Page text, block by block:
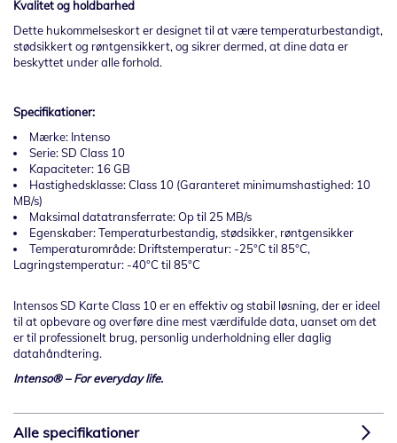
Kvalitet og holdbarhed
Dette hukommelseskort er designet til at være temperaturbestandigt,
stødsikkert og røntgensikkert, og sikrer dermed, at dine data er
beskyttet under alle forhold.
Specifikationer:
Mærke: Intenso
Serie: SD Class 10
Kapaciteter: 16 GB
Hastighedsklasse: Class 10 (Garanteret minimumshastighed: 10
MB/s)
Maksimal datatransferrate: Op til 25 MB/s
Egenskaber: Temperaturbestandig, stødsikker, røntgensikker
Temperaturområde: Driftstemperatur: -25°C til 85°C,
Lagringstemperatur: -40°C til 85°C
Intensos SD Karte Class 10 er en effektiv og stabil løsning, der er ideel
til at opbevare og overføre dine mest værdifulde data, uanset om det
er til professionelt brug, personlig underholdning eller daglig
datahåndtering.
Intenso® – For everyday life.
Alle specifikationer